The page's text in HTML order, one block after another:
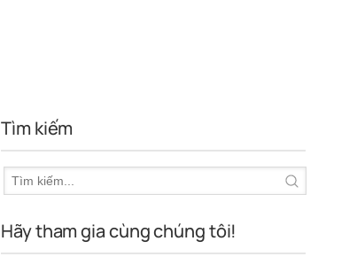
Tìm kiếm
Hãy tham gia cùng chúng tôi!